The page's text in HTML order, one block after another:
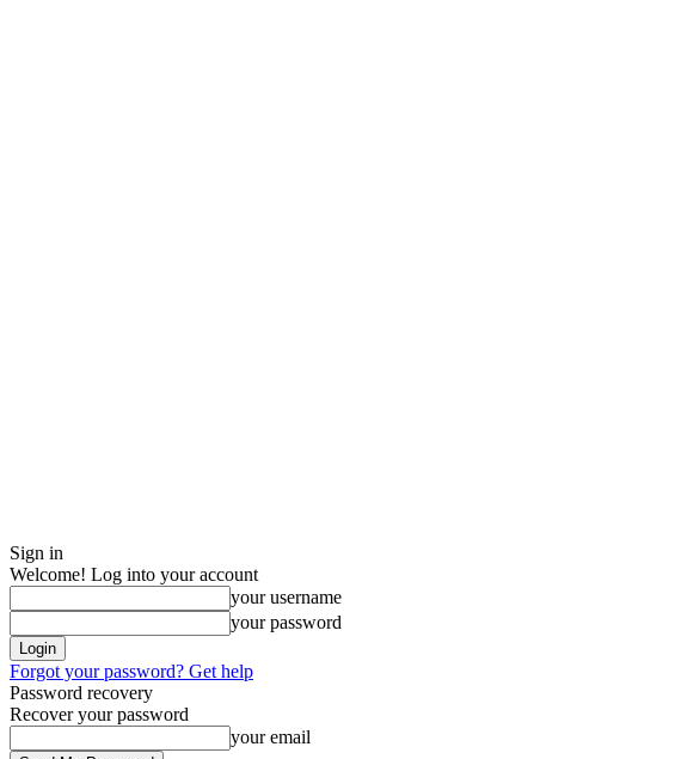
Sign in
Welcome! Log into your account
your username
your password
Forgot your password? Get help
Password recovery
Recover your password
your email